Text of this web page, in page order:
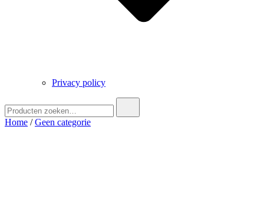
Privacy policy
naar:
Home /Geen categorie